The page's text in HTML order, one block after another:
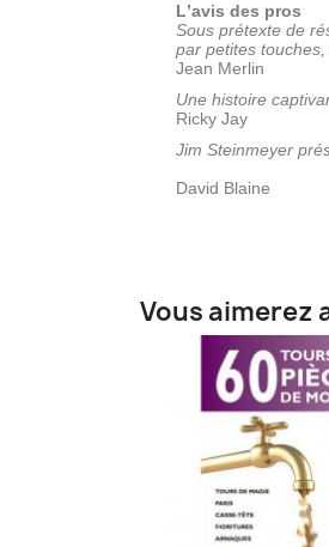
L’avis des pros
Sous prétexte de
par petites
Jean Merlin
Une histoire
Ricky Jay
Jim Steinmeyer
David Blaine
Vous aimerez